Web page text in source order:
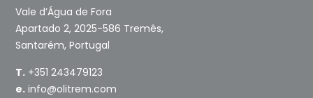
Vale d’Água de Fora
Apartado 2, 2025-586 Tremês,
Santarém, Portugal
T. +351 243479123
e. info@olitrem.com